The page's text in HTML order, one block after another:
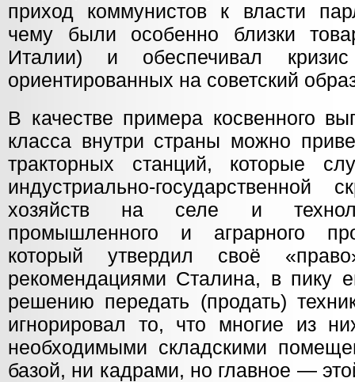
приход коммунистов к власти
чему были особенно близки
Италии) и обеспечивал
ориентированных на советский
В качестве примера косвенного
класса внутри страны можно
тракторных станций, которые
индустриально-государственной
хозяйств на селе и
промышленного и аграрного
который утвердил своё
рекомендациями Сталина, в пику
решению передать (продать)
игнорировал то, что многие из
необходимыми складскими
базой, ни кадрами, но главное —